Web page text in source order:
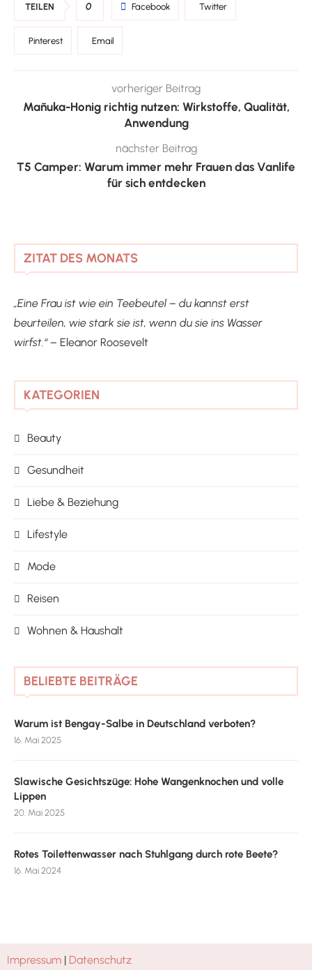
TEILEN 0 Facebook Twitter
Pinterest Email
vorheriger Beitrag
Mānuka-Honig richtig nutzen: Wirkstoffe, Qualität,
Anwendung
nächster Beitrag
T5 Camper: Warum immer mehr Frauen das Vanlife
für sich entdecken
ZITAT DES MONATS
„Eine Frau ist wie ein Teebeutel – du kannst erst
beurteilen, wie stark sie ist, wenn du sie ins Wasser
wirfst.“ – Eleanor Roosevelt
KATEGORIEN
Beauty
Gesundheit
Liebe & Beziehung
Lifestyle
Mode
Reisen
Wohnen & Haushalt
BELIEBTE BEITRÄGE
Warum ist Bengay-Salbe in Deutschland verboten?
16. Mai 2025
Slawische Gesichtszüge: Hohe Wangenknochen und volle
Lippen
20. Mai 2025
Rotes Toilettenwasser nach Stuhlgang durch rote Beete?
16. Mai 2024
Impressum | Datenschutz